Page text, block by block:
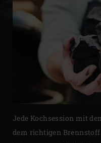
Jede Kochsession mit
dem richtigen